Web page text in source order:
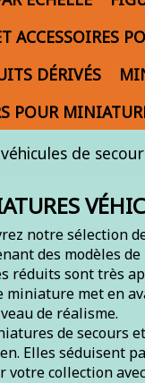
ACCESSOIRES
DÉRIVÉS
POUR
de
notre sélection
des modèles
réduits sont très
miniature met en
de réalisme.
de secours
Elles séduisent
votre collection